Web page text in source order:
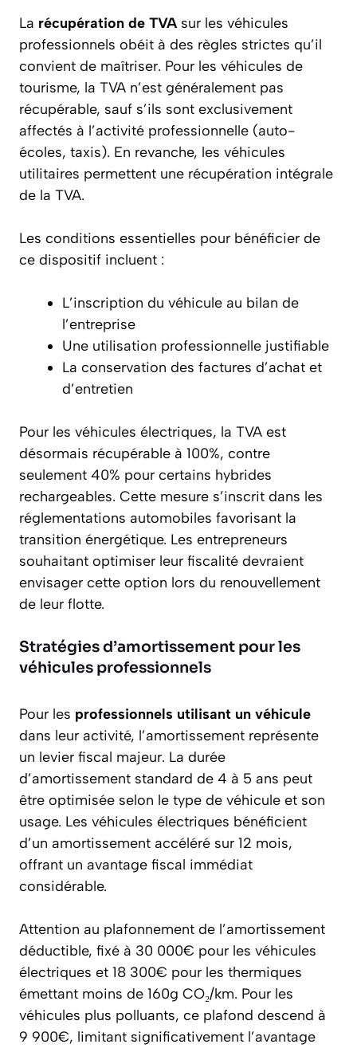
La récupération de TVA sur les véhicules
professionnels obéit à des règles strictes qu’il
convient de maîtriser. Pour les véhicules de
tourisme, la TVA n’est généralement pas
récupérable, sauf s’ils sont exclusivement
affectés à l’activité professionnelle (auto-
écoles, taxis). En revanche, les véhicules
utilitaires permettent une récupération intégrale
de la TVA.
Les conditions essentielles pour bénéficier de
ce dispositif incluent :
L’inscription du véhicule au bilan de
l’entreprise
Une utilisation professionnelle justifiable
La conservation des factures d’achat et
d’entretien
Pour les véhicules électriques, la TVA est
désormais récupérable à 100%, contre
seulement 40% pour certains hybrides
rechargeables. Cette mesure s’inscrit dans les
réglementations automobiles favorisant la
transition énergétique. Les entrepreneurs
souhaitant optimiser leur fiscalité devraient
envisager cette option lors du renouvellement
de leur flotte.
Stratégies d’amortissement pour les
véhicules professionnels
Pour les professionnels utilisant un véhicule
dans leur activité, l’amortissement représente
un levier fiscal majeur. La durée
d’amortissement standard de 4 à 5 ans peut
être optimisée selon le type de véhicule et son
usage. Les véhicules électriques bénéficient
d’un amortissement accéléré sur 12 mois,
offrant un avantage fiscal immédiat
considérable.
Attention au plafonnement de l’amortissement
déductible, fixé à 30 000€ pour les véhicules
électriques et 18 300€ pour les thermiques
émettant moins de 160g CO₂/km. Pour les
véhicules plus polluants, ce plafond descend à
9 900€, limitant significativement l’avantage